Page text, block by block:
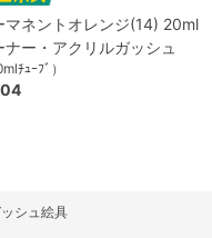
マネントオレンジ(14) 20ml
ナー・アクリルガッシュ
ﾁｭｰﾌﾞ）
シュ絵具